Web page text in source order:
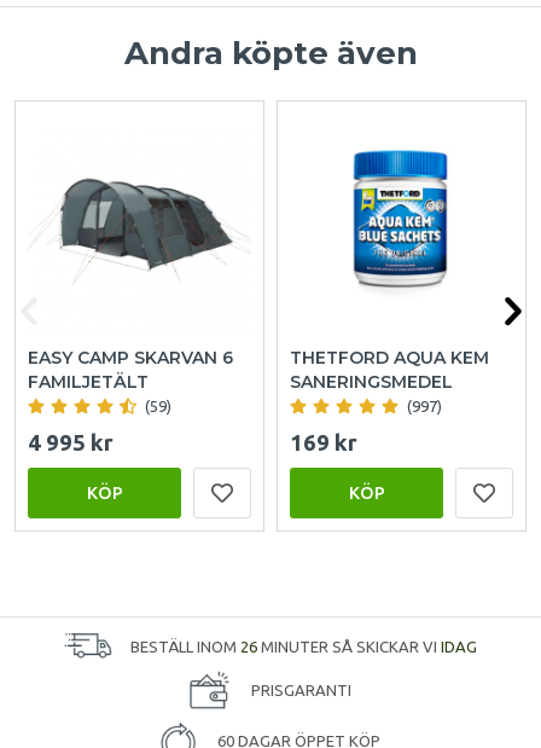
Andra köpte även
EASY CAMP SKARVAN 6
FAMILJETÄLT
(59)
4 995 kr
KÖP
THETFORD AQUA KEM
SANERINGSMEDEL
(997)
169 kr
KÖP
BESTÄLL INOM 26 MINUTER SÅ SKICKAR VI IDAG
PRISGARANTI
60 DAGAR ÖPPET KÖP